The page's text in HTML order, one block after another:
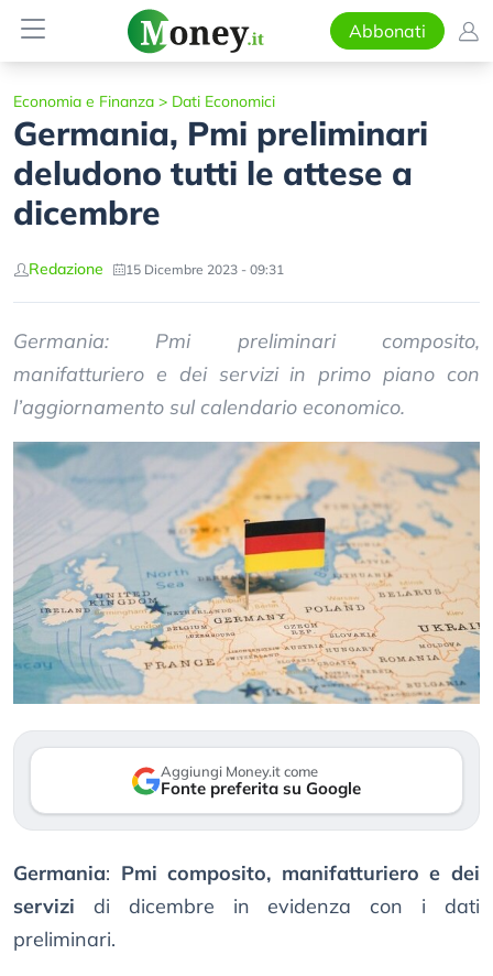
Abbonati
Economia e Finanza > Dati Economici
Germania, Pmi preliminari
deludono tutti le attese a
dicembre
Redazione 15 Dicembre 2023 - 09:31
Germania: Pmi preliminari composito,
manifatturiero e dei servizi in primo piano con
l’aggiornamento sul calendario economico.
Aggiungi Money.it come
Fonte preferita su Google
Germania: Pmi composito, manifatturiero e dei
servizi di dicembre in evidenza con i dati
preliminari.